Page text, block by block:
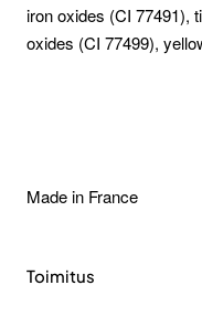
iron oxides (CI 77491),
oxides (CI 77499),
Made in France
Toimitus